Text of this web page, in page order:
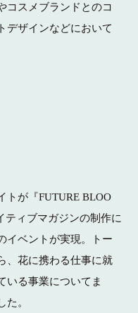
コスメブランドとのコ
デザインなどにおいて
トが『FUTURE BLOO
ティブマガジンの制作に
イベントが実現。トー
、花に携わる仕事に就
いる事業についてま
た。